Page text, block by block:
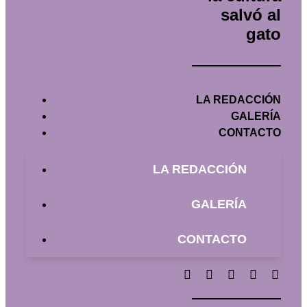
salvó al
gato
LA REDACCIÓN
GALERÍA
CONTACTO
LA REDACCIÓN
GALERÍA
CONTACTO